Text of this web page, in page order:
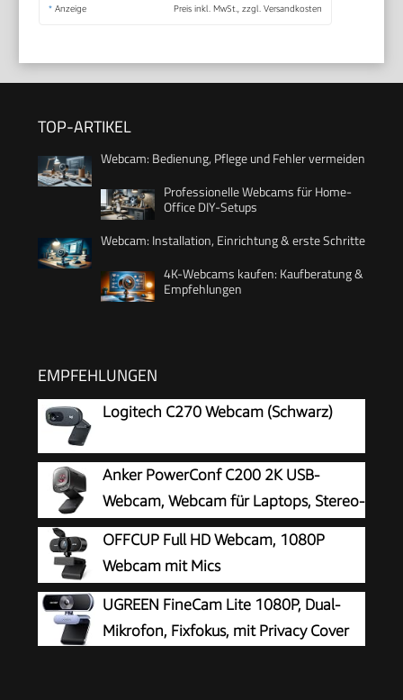
* Anzeige Preis inkl. MwSt., zzgl. Versandkosten
TOP-ARTIKEL
Webcam: Bedienung, Pflege und Fehler vermeiden
Professionelle Webcams für Home-
Office DIY-Setups
Webcam: Installation, Einrichtung & erste Schritte
4K-Webcams kaufen: Kaufberatung &
Empfehlungen
EMPFEHLUNGEN
Logitech C270 Webcam (Schwarz)
Anker PowerConf C200 2K USB-
Webcam, Webcam für Laptops, Stereo-
Mikrofone
OFFCUP Full HD Webcam, 1080P
Webcam mit Mics
Geräuschunterdrückung, USB Webcam
Autofokus Streaming Kamera für PC Laptop für
Live-Streaming Videoanruf Konferenz Online-
UGREEN FineCam Lite 1080P, Dual-
Mikrofon, Fixfokus, mit Privacy Cover